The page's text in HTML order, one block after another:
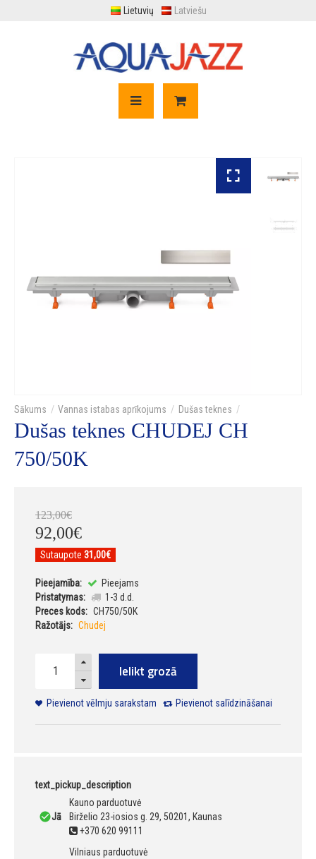
Lietuvių Latviešu
Vannas istabas aprīkojums Dušas teknes
Dušas teknes CHUDEJ CH
750/50K
123,00€
92,00€
Sutaupote 31,00€
Pieejamība:
Pieejams
Pristatymas:
1-3 d.d.
Preces kods: CH750/50K
Ražotājs: Chudej
Ielikt grozā
Pievienot vēlmju sarakstam Pievienot salīdzināšanai
text_pickup_description
Jā
Kauno parduotuvė
Birželio 23-iosios g. 29, 50201, Kaunas
+370 620 99111
Vilniaus parduotuvė